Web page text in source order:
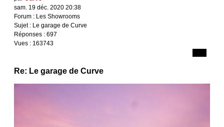
sam. 19 déc. 2020 20:38
Forum : Les Showrooms
Sujet : Le garage de Curve
Réponses : 697
Vues : 163743
Re: Le garage de Curve